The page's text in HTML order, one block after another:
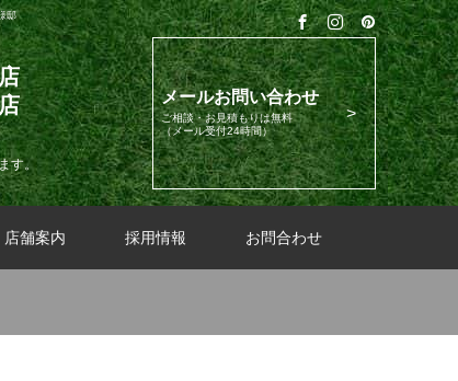
邸
す。
メールお問い合わせ
ご相談・お見積もりは無料
（メール受付24時間）
店舗案内 採用情報 お問合わせ